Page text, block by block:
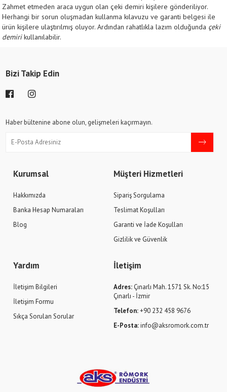
Zahmet etmeden araca uygun olan çeki demiri kişilere gönderiliyor.
Herhangi bir sorun oluşmadan kullanma kılavuzu ve garanti belgesi ile
ürün kişilere ulaştırılmış oluyor. Ardından rahatlıkla lazım olduğunda çeki
demirikullanılabilir.
Kurumsal
Hakkımızda
Banka Hesap Numaraları
Blog
Müşteri Hizmetleri
Sipariş Sorgulama
Teslimat Koşulları
Garanti ve İade Koşulları
Gizlilik ve Güvenlik
Yardım
İletişim Bilgileri
İletişim Formu
Sıkça Sorulan Sorular
İletişim
Adres: Çınarlı Mah. 1571 Sk. No:15
Çınarlı - İzmir
Telefon:+90 232 458 9676
E-Posta:info@aksromork.com.tr
Bizi Takip Edin
Haber bültenine abone olun, gelişmeleri kaçırmayın.